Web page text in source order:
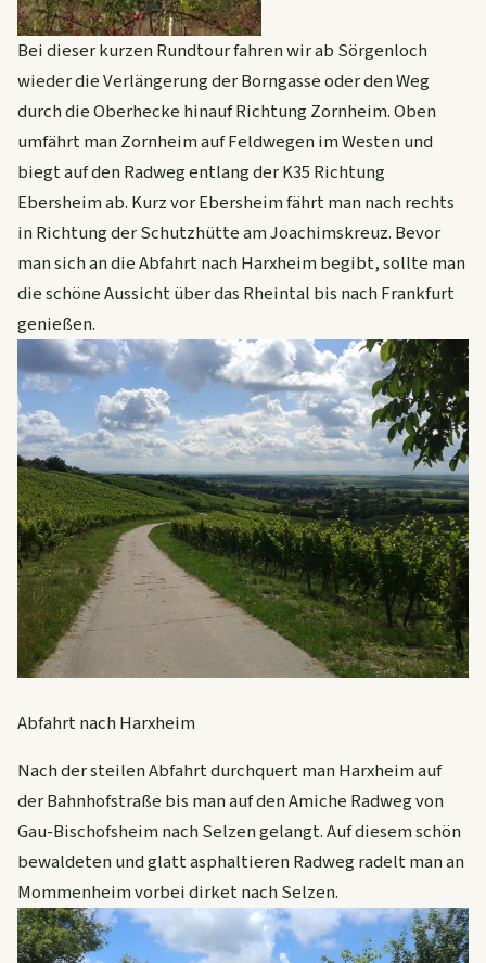
Bei dieser kurzen Rundtour fahren wir ab Sörgenloch
wieder die Verlängerung der Borngasse oder den Weg
durch die Oberhecke hinauf Richtung Zornheim. Oben
umfährt man Zornheim auf Feldwegen im Westen und
biegt auf den Radweg entlang der K35 Richtung
Ebersheim ab. Kurz vor Ebersheim fährt man nach rechts
in Richtung der Schutzhütte am Joachimskreuz. Bevor
man sich an die Abfahrt nach Harxheim begibt, sollte man
die schöne Aussicht über das Rheintal bis nach Frankfurt
genießen.
Abfahrt nach Harxheim
Nach der steilen Abfahrt durchquert man Harxheim auf
der Bahnhofstraße bis man auf den Amiche Radweg von
Gau-Bischofsheim nach Selzen gelangt. Auf diesem schön
bewaldeten und glatt asphaltieren Radweg radelt man an
Mommenheim vorbei dirket nach Selzen.